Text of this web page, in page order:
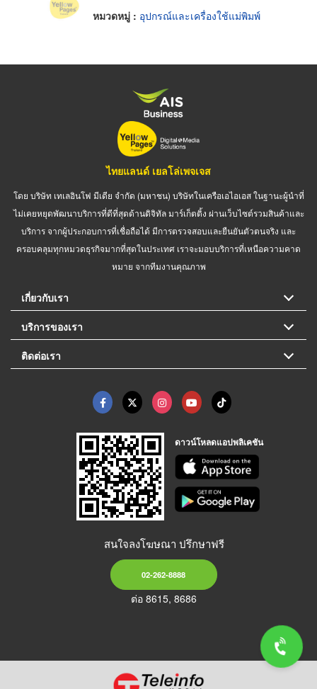
หมวดหมู่ : อุปกรณ์และเครื่องใช้แม่พิมพ์
ไทยแลนด์ เยลโล่เพจเจส
โดย บริษัท เทเลอินโฟ มีเดีย จำกัด (มหาชน) บริษัทในเครือเอไอเอส ในฐานะผู้นำที่
ไม่เคยหยุดพัฒนาบริการที่ดีที่สุดด้านดิจิทัล มาร์เก็ตติ้ง ผ่านเว็บไซต์รวมสินค้าและ
บริการ จากผู้ประกอบการที่เชื่อถือได้ มีการตรวจสอบและยืนยันตัวตนจริง และ
ครอบคลุมทุกหมวดธุรกิจมากที่สุดในประเทศ เราจะมอบบริการที่เหนือความคาด
หมาย จากทีมงานคุณภาพ
เกี่ยวกับเรา
บริการของเรา
ติดต่อเรา
ดาวน์โหลดแอปพลิเคชัน
สนใจลงโฆษณา ปรึกษาฟรี
02-262-8888
ต่อ 8615, 8686